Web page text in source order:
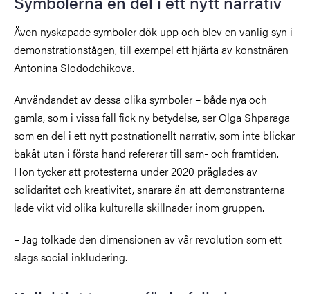
Även nyskapade symboler dök upp och blev en vanlig syn i
demonstrationstågen, till exempel ett hjärta av konstnären
Antonina Slododchikova.
Användandet av dessa olika symboler – både nya och
gamla, som i vissa fall fick ny betydelse, ser Olga Shparaga
som en del i ett nytt postnationellt narrativ, som inte blickar
bakåt utan i första hand refererar till sam- och framtiden.
Hon tycker att protesterna under 2020 präglades av
solidaritet och kreativitet, snarare än att demonstranterna
lade vikt vid olika kulturella skillnader inom gruppen.
– Jag tolkade den dimensionen av vår revolution som ett
slags social inkludering.